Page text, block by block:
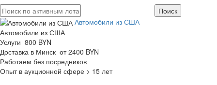
Автомобили из США
Автомобили из США
Услуги 800 BYN
Доставка в Минск от 2400 BYN
Работаем без посредников
Опыт в аукционной сфере > 15 лет